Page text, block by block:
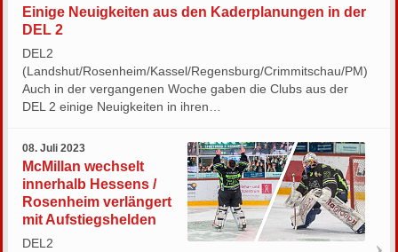
Einige Neuigkeiten aus den Kaderplanungen in der
DEL 2
DEL2
(Landshut/Rosenheim/Kassel/Regensburg/Crimmitschau/PM)
Auch in der vergangenen Woche gaben die Clubs aus der
DEL 2 einige Neuigkeiten in ihren…
08. Juli 2023
McMillan wechselt
innerhalb Hessens /
Rosenheim verlängert
mit Aufstiegshelden
DEL2